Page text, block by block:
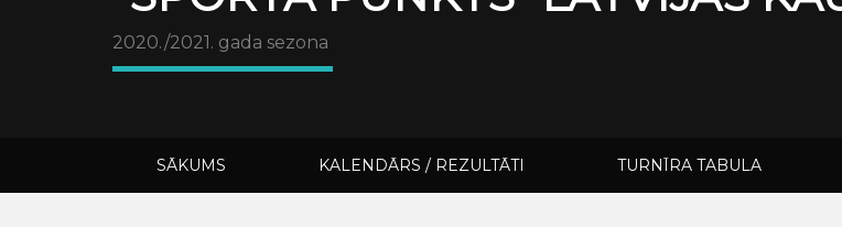
2020./2021. gada sezona
SĀKUMS KALENDĀRS / REZULTĀTI TURNĪRA TABULA